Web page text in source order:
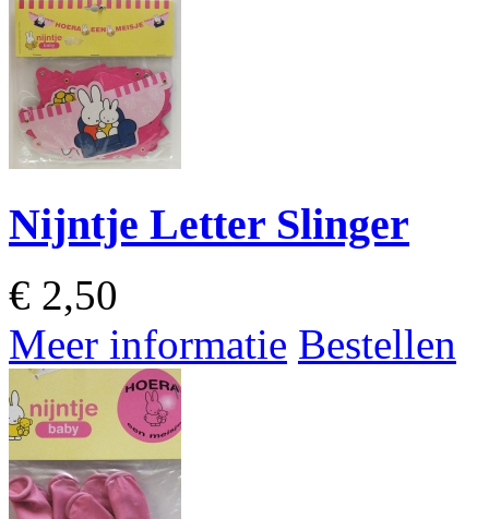
Nijntje Letter Slinger
€ 2,50
Meer informatie Bestellen